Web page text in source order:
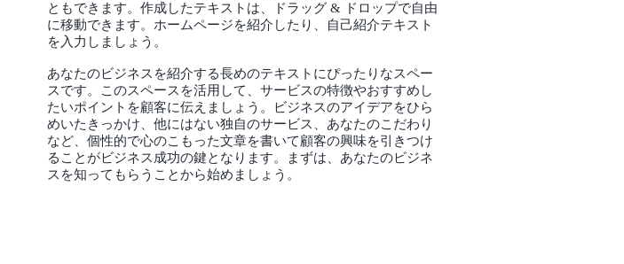
ともできます。作成したテキストは、ドラッグ & ドロップで自由
に移動できます。ホームページを紹介したり、自己紹介テキスト
を入力しましょう。
あなたのビジネスを紹介する長めのテキストにぴったりなスペー
スです。このスペースを活用して、サービスの特徴やおすすめし
たいポイントを顧客に伝えましょう。ビジネスのアイデアをひら
めいたきっかけ、他にはない独自のサービス、あなたのこだわり
など、個性的で心のこもった文章を書いて顧客の興味を引きつけ
ることがビジネス成功の鍵となります。まずは、あなたのビジネ
スを知ってもらうことから始めましょう。